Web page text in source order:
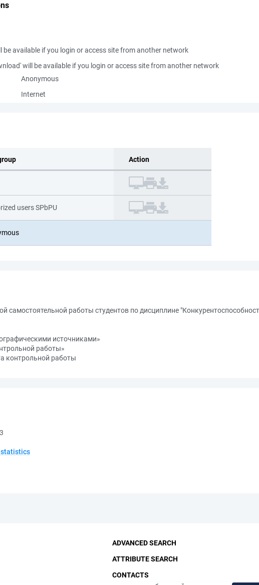
be available if you login or access site from another network
will be available if you login or access site from another network
Anonymous
Internet
Action
users SPbPU
самостоятельной работы студентов по дисциплине
источниками»
работы»
контрольной работы
statistics
ADVANCED SEARCH
ATTRIBUTE SEARCH
CONTACTS